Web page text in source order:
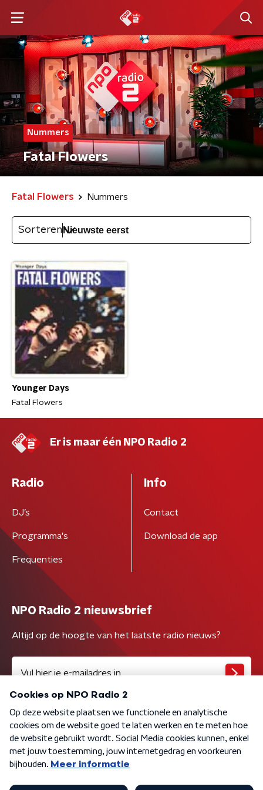
Nummers
Fatal Flowers
Fatal Flowers Nummers
Sorteren
Younger Days
Fatal Flowers
Er is maar één NPO Radio 2
Radio
DJ’s
Programma's
Frequenties
Info
Contact
Download de app
NPO Radio 2 nieuwsbrief
Altijd op de hoogte van het laatste radio nieuws?
Algemene voorwaarden